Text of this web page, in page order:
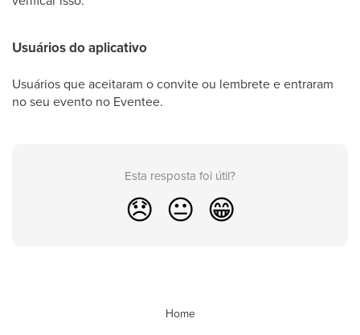
Usuários do aplicativo
Usuários que aceitaram o convite ou lembrete e entraram
no seu evento no Eventee.
Esta resposta foi útil?
😞 😐 😁
Home